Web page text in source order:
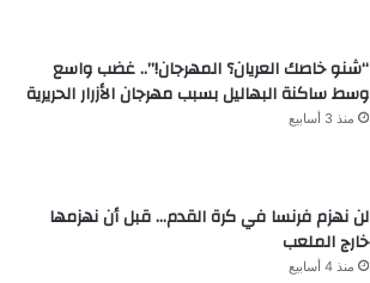
“شنو خاصك العريان؟ المهرجان!”.. غضب واسع
وسط ساكنة البهاليل بسبب مهرجان الأزرار الحريرية
منذ 3 أسابيع
لن نهزم فرنسا في كرة القدم… قبل أن نهزمها
خارج الملعب
منذ 4 أسابيع